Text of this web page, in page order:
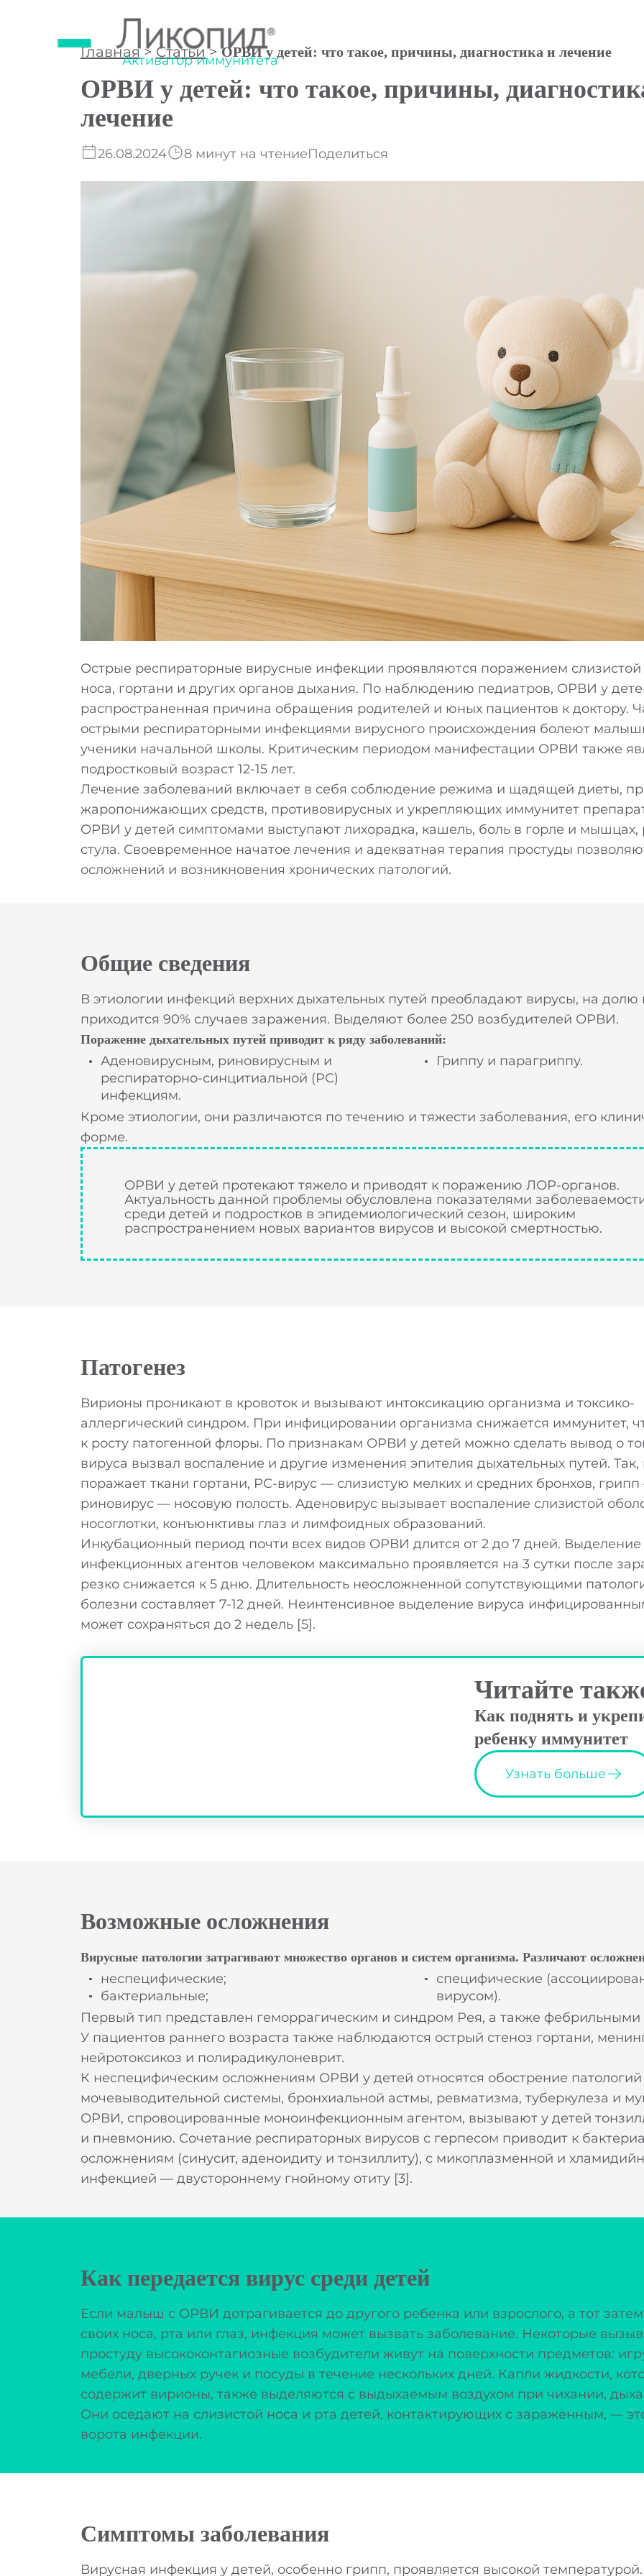
Активатор иммунитета
Главная> Статьи>ОРВИ у детей: что такое, причины, диагностика и лечение
ОРВИ у детей: что такое, причины,
лечение
26.08.2024 8 минут на чтениеПоделиться
Острые респираторные вирусные инфекции проявляются поражением слизистой
носа, гортани и других органов дыхания. По наблюдению педиатров, ОРВИ у
распространенная причина обращения родителей и юных пациентов к доктору.
острыми респираторными инфекциями вирусного происхождения болеют
ученики начальной школы. Критическим периодом манифестации ОРВИ также
подростковый возраст 12-15 лет.
Лечение заболеваний включает в себя соблюдение режима и щадящей диеты,
жаропонижающих средств, противовирусных и укрепляющих иммунитет
ОРВИ у детей симптомами выступают лихорадка, кашель, боль в горле и мышцах,
стула. Своевременное начатое лечения и адекватная терапия простуды
осложнений и возникновения хронических патологий.
Общие сведения
В этиологии инфекций верхних дыхательных путей преобладают вирусы, на долю
приходится 90% случаев заражения. Выделяют более 250 возбудителей ОРВИ.
Поражение дыхательных путей приводит к ряду заболеваний:
Аденовирусным, риновирусным и
респираторно-синцитиальной (РС)
инфекциям.
Гриппу и парагриппу.
Кроме этиологии, они различаются по течению и тяжести заболевания, его
форме.
ОРВИ у детей протекают тяжело и приводят к поражению ЛОР-органов.
Актуальность данной проблемы обусловлена показателями
среди детей и подростков в эпидемиологический сезон, широким
распространением новых вариантов вирусов и высокой смертностью.
Патогенез
Вирионы проникают в кровоток и вызывают интоксикацию организма и токсико-
аллергический синдром. При инфицировании организма снижается иммунитет,
к росту патогенной флоры. По признакам ОРВИ у детей можно сделать вывод о
вируса вызвал воспаление и другие изменения эпителия дыхательных путей.
поражает ткани гортани, РС-вирус — слизистую мелких и средних бронхов,
риновирус — носовую полость. Аденовирус вызывает воспаление слизистой
носоглотки, конъюнктивы глаз и лимфоидных образований.
Инкубационный период почти всех видов ОРВИ длится от 2 до 7 дней. Выделение
инфекционных агентов человеком максимально проявляется на 3 сутки после
резко снижается к 5 дню. Длительность неосложненной сопутствующими
болезни составляет 7-12 дней. Неинтенсивное выделение вируса
может сохраняться до 2 недель [5].
Читайте
Как поднять и
ребенку иммунитет
Узнать больше
Возможные осложнения
Вирусные патологии затрагивают множество органов и систем организма. Различают
неспецифические;
бактериальные;
специфические
вирусом).
Первый тип представлен геморрагическим и синдром Рея, а также фебрильными
У пациентов раннего возраста также наблюдаются острый стеноз гортани,
нейротоксикоз и полирадикулоневрит.
К неспецифическим осложнениям ОРВИ у детей относятся обострение патологий
мочевыводительной системы, бронхиальной астмы, ревматизма, туберкулеза и
ОРВИ, спровоцированные моноинфекционным агентом, вызывают у детей
и пневмонию. Сочетание респираторных вирусов с герпесом приводит к
осложнениям (синусит, аденоидиту и тонзиллиту), с микоплазменной и
инфекцией — двустороннему гнойному отиту [3].
Как передается вирус среди детей
Если малыш с ОРВИ дотрагивается до другого ребенка или взрослого, а тот затем
своих носа, рта или глаз, инфекция может вызвать заболевание. Некоторые
простуду высококонтагиозные возбудители живут на поверхности предметов:
мебели, дверных ручек и посуды в течение нескольких дней. Капли жидкости,
содержит вирионы, также выделяются с выдыхаемым воздухом при чихании,
Они оседают на слизистой носа и рта детей, контактирующих с зараженным, —
ворота инфекции.
Симптомы заболевания
Вирусная инфекция у детей, особенно грипп, проявляется высокой
Благодарим за оставленную заявку!
Наши специалисты свяжутся с вами в
Широкий выбор